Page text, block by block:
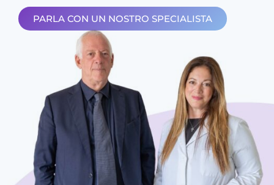
PARLA CON UN NOSTRO SPECIALISTA